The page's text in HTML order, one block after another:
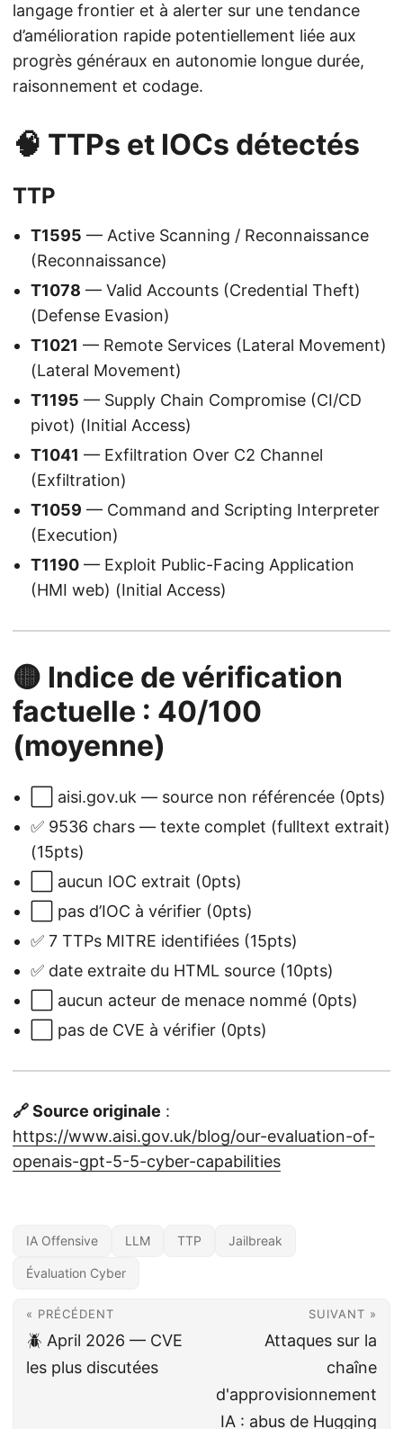
langage frontier et à alerter sur une tendance
d’amélioration rapide potentiellement liée aux
progrès généraux en autonomie longue durée,
raisonnement et codage.
🧠 TTPs et IOCs détectés
TTP
T1595 — Active Scanning / Reconnaissance
(Reconnaissance)
T1078 — Valid Accounts (Credential Theft)
(Defense Evasion)
T1021 — Remote Services (Lateral Movement)
(Lateral Movement)
T1195 — Supply Chain Compromise (CI/CD
pivot) (Initial Access)
T1041 — Exfiltration Over C2 Channel
(Exfiltration)
T1059 — Command and Scripting Interpreter
(Execution)
T1190 — Exploit Public-Facing Application
(HMI web) (Initial Access)
🟡 Indice de vérification
factuelle : 40/100
(moyenne)
⬜ aisi.gov.uk — source non référencée (0pts)
✅ 9536 chars — texte complet (fulltext extrait)
(15pts)
⬜ aucun IOC extrait (0pts)
⬜ pas d’IOC à vérifier (0pts)
✅ 7 TTPs MITRE identifiées (15pts)
✅ date extraite du HTML source (10pts)
⬜ aucun acteur de menace nommé (0pts)
⬜ pas de CVE à vérifier (0pts)
🔗 Source originale :
https://www.aisi.gov.uk/blog/our-evaluation-of-
openais-gpt-5-5-cyber-capabilities
IA Offensive LLM TTP Jailbreak
Évaluation Cyber
« PRÉCÉDENT
🪲 April 2026 — CVE
les plus discutées
SUIVANT »
Attaques sur la
chaîne
d'approvisionnement
IA : abus de Hugging